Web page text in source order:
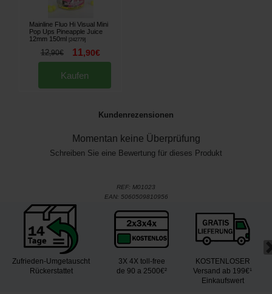
Mainline Fluo Hi Visual Mini
Pop Ups Pineapple Juice
12mm 150ml
[242779]
12,90€ 11,90€
Kaufen
Kundenrezensionen
Momentan keine Überprüfung
Schreiben Sie eine Bewertung für dieses Produkt
REF: M01023
EAN: 5060509810956
Zufrieden-Umgetauscht
Rückerstattet
3X 4X toll-free
de 90 a 2500€²
KOSTENLOSER
Versand ab 199€¹
Einkaufswert